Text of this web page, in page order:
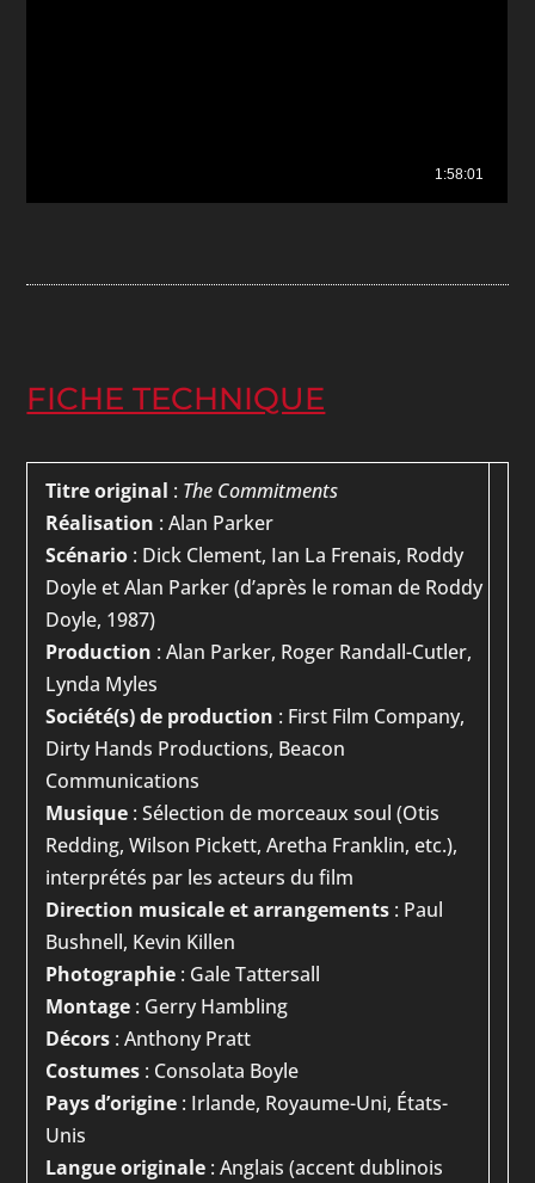
FICHE TECHNIQUE
Titre original : The Commitments
Réalisation : Alan Parker
Scénario : Dick Clement, Ian La Frenais, Roddy
Doyle et Alan Parker (d’après le roman de Roddy
Doyle, 1987)
Production : Alan Parker, Roger Randall-Cutler,
Lynda Myles
Société(s) de production : First Film Company,
Dirty Hands Productions, Beacon
Communications
Musique : Sélection de morceaux soul (Otis
Redding, Wilson Pickett, Aretha Franklin, etc.),
interprétés par les acteurs du film
Direction musicale et arrangements : Paul
Bushnell, Kevin Killen
Photographie : Gale Tattersall
Montage : Gerry Hambling
Décors : Anthony Pratt
Costumes : Consolata Boyle
Pays d’origine : Irlande, Royaume-Uni, États-
Unis
Langue originale : Anglais (accent dublinois